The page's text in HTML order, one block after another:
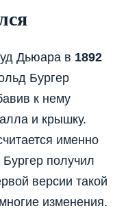
Дьюара в 1892
Бургер
к нему
и крышку.
именно
получил
версии такой
изменения.